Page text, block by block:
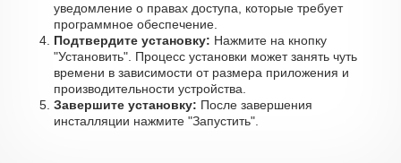
уведомление о правах доступа, которые требует
программное обеспечение.
Подтвердите установку: Нажмите на кнопку
"Установить". Процесс установки может занять чуть
времени в зависимости от размера приложения и
производительности устройства.
Завершите установку: После завершения
инсталляции нажмите "Запустить".